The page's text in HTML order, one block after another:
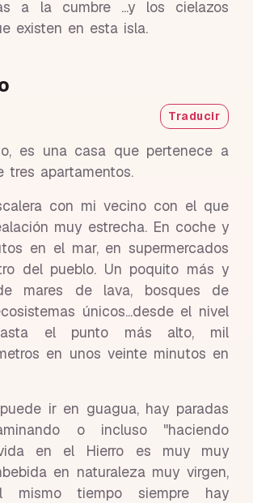
a la cumbre ...y los cielazos
existen en esta isla.
Traducir
es una casa que pertenece a
tres apartamentos.
con mi vecino con el que
muy estrecha. En coche y
en el mar, en supermercados
del pueblo. Un poquito más y
mares de lava, bosques de
únicos...desde el nivel
el punto más alto, mil
en unos veinte minutos en
ir en guagua, hay paradas
o incluso "haciendo
en el Hierro es muy muy
en naturaleza muy virgen,
mismo tiempo siempre hay